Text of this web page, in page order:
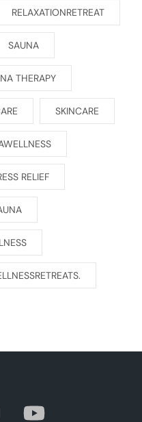
RELAXATIONRETREAT
SAUNA
THERAPY
SKINCARE
RELIEF